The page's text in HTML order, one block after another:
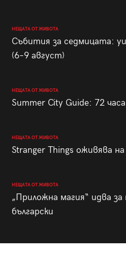
НЕЩАТА ОТ ЖИВОТА
Събития за седмицата:
(6–9 август)
НЕЩАТА ОТ ЖИВОТА
Summer City Guide: 72
НЕЩАТА ОТ ЖИВОТА
Stranger Things оживява
НЕЩАТА ОТ ЖИВОТА
„Приложна магия“ идва
български